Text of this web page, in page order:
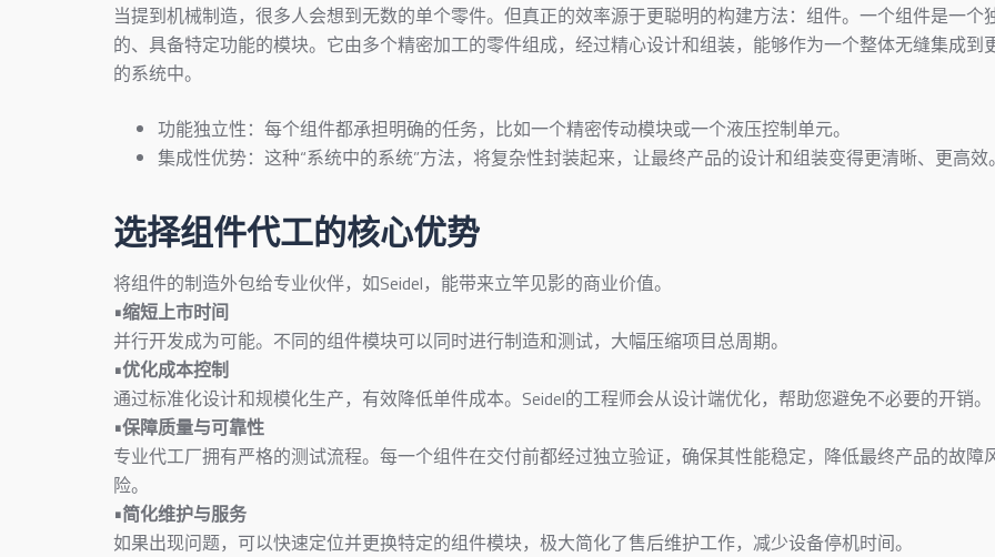
当提到机械制造，很多人会想到无数的单个零件。但真正的效率源于更聪明的构建方法：组件。一个组件是一个
的、具备特定功能的模块。它由多个精密加工的零件组成，经过精心设计和组装，能够作为一个整体无缝集成到
的系统中。
功能独立性：每个组件都承担明确的任务，比如一个精密传动模块或一个液压控制单元。
集成性优势：这种“系统中的系统”方法，将复杂性封装起来，让最终产品的设计和组装变得更清晰、更高效
选择组件代工的核心优势
将组件的制造外包给专业伙伴，如Seidel，能带来立竿见影的商业价值。
•缩短上市时间
并行开发成为可能。不同的组件模块可以同时进行制造和测试，大幅压缩项目总周期。
•优化成本控制
通过标准化设计和规模化生产，有效降低单件成本。Seidel的工程师会从设计端优化，帮助您避免不必要的开销。
•保障质量与可靠性
专业代工厂拥有严格的测试流程。每一个组件在交付前都经过独立验证，确保其性能稳定，降低最终产品的故障
险。
•简化维护与服务
如果出现问题，可以快速定位并更换特定的组件模块，极大简化了售后维护工作，减少设备停机时间。